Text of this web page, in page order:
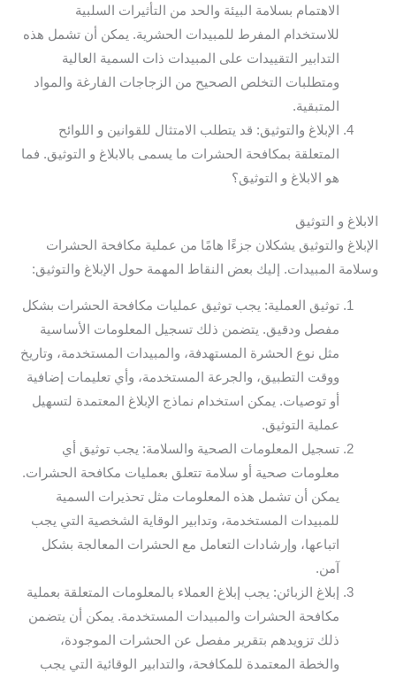
الاهتمام بسلامة البيئة والحد من التأثيرات السلبية
للاستخدام المفرط للمبيدات الحشرية. يمكن أن تشمل هذه
التدابير التقييدات على المبيدات ذات السمية العالية
ومتطلبات التخلص الصحيح من الزجاجات الفارغة والمواد
المتبقية.
الإبلاغ والتوثيق: قد يتطلب الامتثال للقوانين و اللوائح
المتعلقة بمكافحة الحشرات ما يسمى بالابلاغ و التوثيق. فما
هو الابلاغ و التوثيق؟
الابلاغ و التوثيق
الإبلاغ والتوثيق يشكلان جزءًا هامًا من عملية مكافحة الحشرات
وسلامة المبيدات. إليك بعض النقاط المهمة حول الإبلاغ والتوثيق:
توثيق العملية: يجب توثيق عمليات مكافحة الحشرات بشكل
مفصل ودقيق. يتضمن ذلك تسجيل المعلومات الأساسية
مثل نوع الحشرة المستهدفة، والمبيدات المستخدمة، وتاريخ
ووقت التطبيق، والجرعة المستخدمة، وأي تعليمات إضافية
أو توصيات. يمكن استخدام نماذج الإبلاغ المعتمدة لتسهيل
عملية التوثيق.
تسجيل المعلومات الصحية والسلامة: يجب توثيق أي
معلومات صحية أو سلامة تتعلق بعمليات مكافحة الحشرات.
يمكن أن تشمل هذه المعلومات مثل تحذيرات السمية
للمبيدات المستخدمة، وتدابير الوقاية الشخصية التي يجب
اتباعها، وإرشادات التعامل مع الحشرات المعالجة بشكل
آمن.
إبلاغ الزبائن: يجب إبلاغ العملاء بالمعلومات المتعلقة بعملية
مكافحة الحشرات والمبيدات المستخدمة. يمكن أن يتضمن
ذلك تزويدهم بتقرير مفصل عن الحشرات الموجودة،
والخطة المعتمدة للمكافحة، والتدابير الوقائية التي يجب